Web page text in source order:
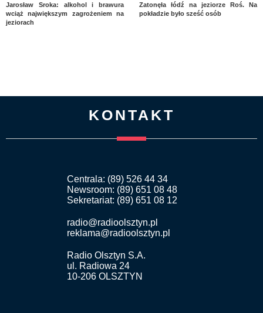
Jarosław Sroka: alkohol i brawura
wciąż największym zagrożeniem na
jeziorach
Zatonęła łódź na jeziorze Roś. Na
pokładzie było sześć osób
KONTAKT
Centrala: (89) 526 44 34
Newsroom: (89) 651 08 48
Sekretariat: (89) 651 08 12
radio@radioolsztyn.pl
reklama@radioolsztyn.pl
Radio Olsztyn S.A.
ul. Radiowa 24
10-206 OLSZTYN